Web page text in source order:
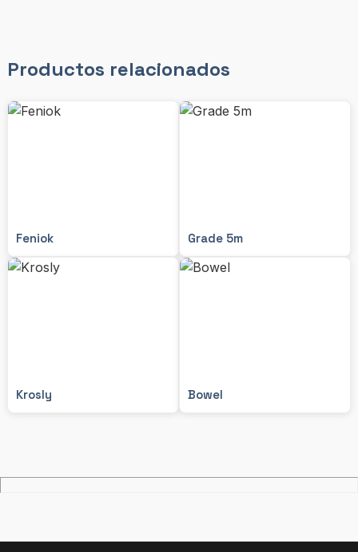
Productos relacionados
Feniok Grade 5m
Krosly Bowel